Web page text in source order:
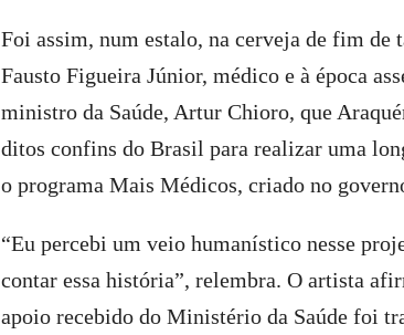
Foi assim, num estalo, na cerveja de fim de
Fausto Figueira Júnior, médico e à época
ministro da Saúde, Artur Chioro, que
ditos confins do Brasil para realizar uma
o programa Mais Médicos, criado no
“Eu percebi um veio humanístico nesse
contar essa história”, relembra. O artista
apoio recebido do Ministério da Saúde foi